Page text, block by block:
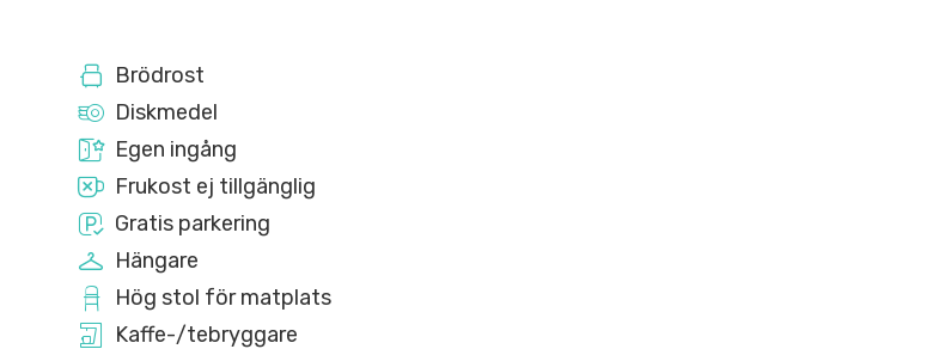
Brödrost
Diskmedel
Egen ingång
Frukost ej tillgänglig
Gratis parkering
Hängare
Hög stol för matplats
Kaffe-/tebryggare